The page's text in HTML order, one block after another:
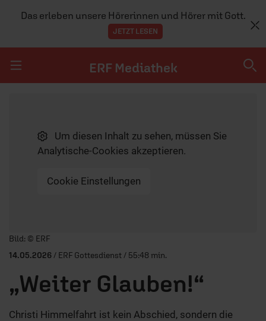
Das erleben unsere Hörerinnen und Hörer mit Gott.
JETZT LESEN
ERF Mediathek
SENDUNGEN A-ZUm diesen Inhalt zu sehen, müssen Sie
Analytische-Cookies akzeptieren.
Cookie Einstellungen
Player starten/anhalten
Bild: © ERF
14.05.2026 / ERF Gottesdienst / 55:48 min.
„Weiter Glauben!“
Christi Himmelfahrt ist kein Abschied, sondern die